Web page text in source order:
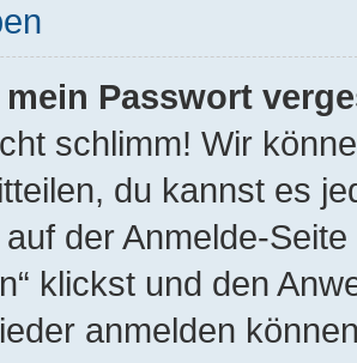
mein Passwort
schlimm! Wir
du kannst es
der Anmelde-
klickst und den
anmelden